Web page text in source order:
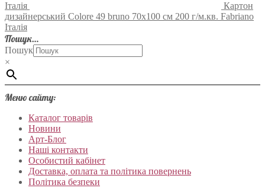
Італія
Картон
дизайнерський Colore 49 bruno 70х100 см 200 г/м.кв. Fabriano
Італія
Пошук…
Пошук
×
Меню сайту:
Каталог товарів
Новини
Арт-Блог
Наші контакти
Особистий кабінет
Доставка, оплата та політика повернень
Політика безпеки